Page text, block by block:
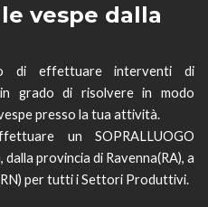
vespe dalla
di effettuare interventi di
grado di risolvere in modo
presso la tua attività.
un SOPRALLUOGO
provincia di Ravenna(RA), a
per tutti i Settori Produttivi.